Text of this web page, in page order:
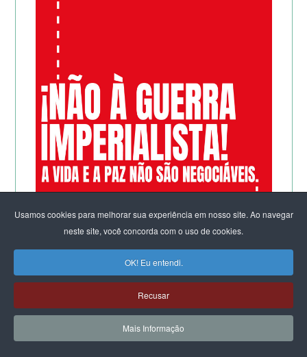
Usamos cookies para melhorar sua experiência em nosso site. Ao navegar
neste site, você concorda com o uso de cookies.
OK! Eu entendi.
Recusar
Mais Informação